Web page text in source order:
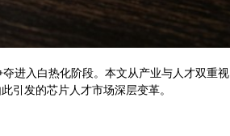
进入白热化阶段。本文从产业与人才双重视
引发的芯片人才市场深层变革。